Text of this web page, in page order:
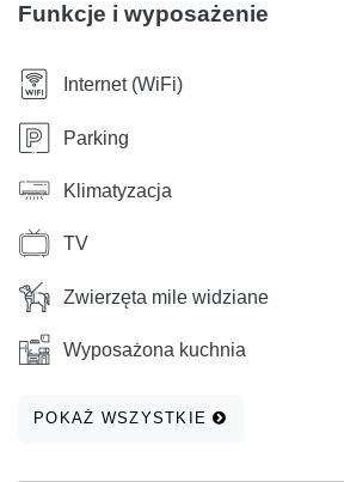
Funkcje i wyposażenie
Internet (WiFi)
Parking
Klimatyzacja
TV
Zwierzęta mile widziane
Wyposażona kuchnia
POKAŻ WSZYSTKIE